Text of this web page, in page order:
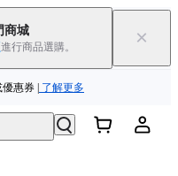
商城
進行商品選購。 ×
上市| 免運費
優惠券 了解更多
立即選購